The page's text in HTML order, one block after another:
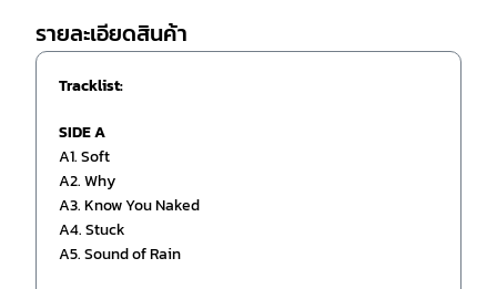
รายละเอียดสินค้า
Tracklist:
SIDE A
A1. Soft
A2. Why
A3. Know You Naked
A4. Stuck
A5. Sound of Rain